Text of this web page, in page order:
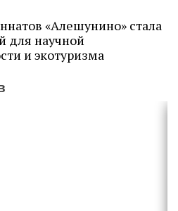
«Алешунино» стала
для научной
и экотуризма